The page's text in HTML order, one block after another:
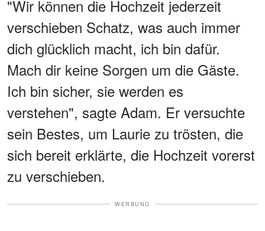
"Wir können die Hochzeit jederzeit
verschieben Schatz, was auch immer
dich glücklich macht, ich bin dafür.
Mach dir keine Sorgen um die Gäste.
Ich bin sicher, sie werden es
verstehen", sagte Adam. Er versuchte
sein Bestes, um Laurie zu trösten, die
sich bereit erklärte, die Hochzeit vorerst
zu verschieben.
WERBUNG